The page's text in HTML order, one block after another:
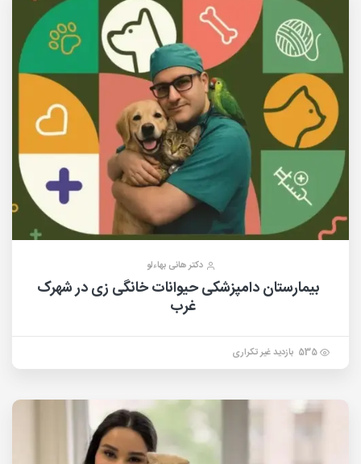
دکتر هانی بهاءلو
بیمارستان دامپزشکی حیوانات خانگی زی در شهرک
غرب
535 بازدید غیر تکراری